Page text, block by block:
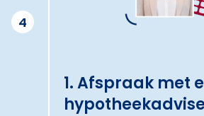
4
1. Afspraak met